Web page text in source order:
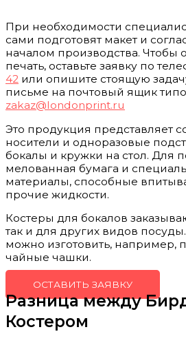
При необходимости
сами подготовят макет и
началом производства. Чтобы
печать, оставьте заявку по
42 или опишите стоящую
письме на почтовый ящик
zakaz@londonprint.ru
Это продукция представляет
носители и одноразовые
бокалы и кружки на стол. Для
мелованная бумага и
материалы, способные
прочие жидкости.
Костеры для бокалов
так и для других видов
можно изготовить, например,
чайные чашки.
ОСТАВИТЬ ЗАЯВКУ
Разница между
Костером